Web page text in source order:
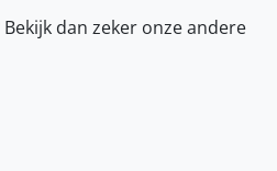
dan zeker onzeandere